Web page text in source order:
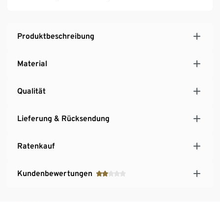
Produktbeschreibung
Material
Qualität
Lieferung & Rücksendung
Ratenkauf
Kundenbewertungen